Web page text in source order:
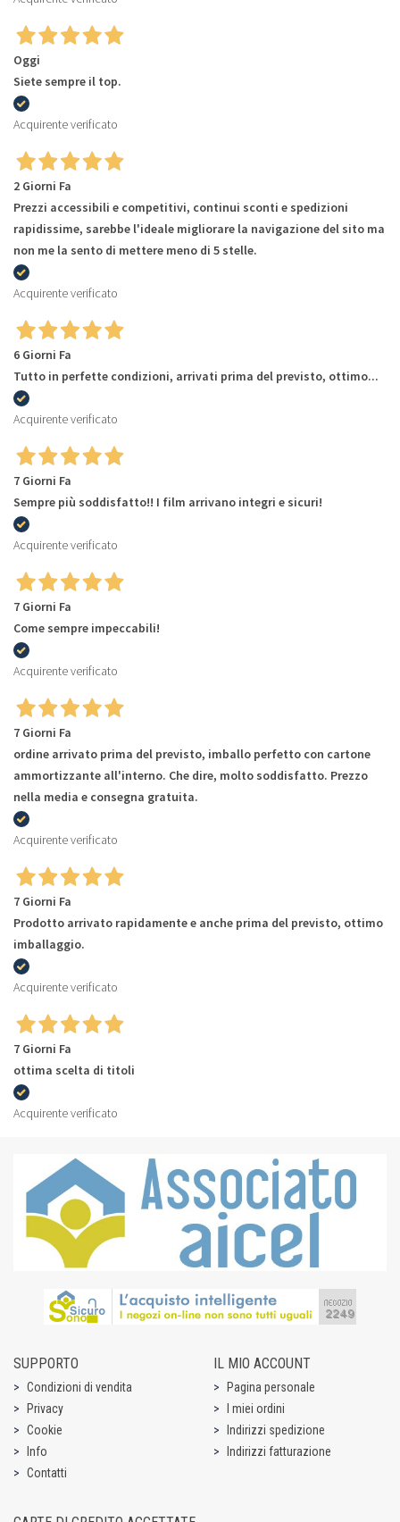
Oggi
Siete sempre il top.
Acquirente verificato
2 Giorni Fa
Prezzi accessibili e competitivi, continui sconti e spedizioni
rapidissime, sarebbe l'ideale migliorare la navigazione del sito ma
non me la sento di mettere meno di 5 stelle.
Acquirente verificato
6 Giorni Fa
Tutto in perfette condizioni, arrivati prima del previsto, ottimo...
Acquirente verificato
7 Giorni Fa
Sempre più soddisfatto!! I film arrivano integri e sicuri!
Acquirente verificato
7 Giorni Fa
Come sempre impeccabili!
Acquirente verificato
7 Giorni Fa
ordine arrivato prima del previsto, imballo perfetto con cartone
ammortizzante all'interno. Che dire, molto soddisfatto. Prezzo
nella media e consegna gratuita.
Acquirente verificato
7 Giorni Fa
Prodotto arrivato rapidamente e anche prima del previsto, ottimo
imballaggio.
Acquirente verificato
7 Giorni Fa
ottima scelta di titoli
Acquirente verificato
SUPPORTO
Condizioni di vendita
Privacy
Cookie
Info
Contatti
IL MIO ACCOUNT
Pagina personale
I miei ordini
Indirizzi spedizione
Indirizzi fatturazione